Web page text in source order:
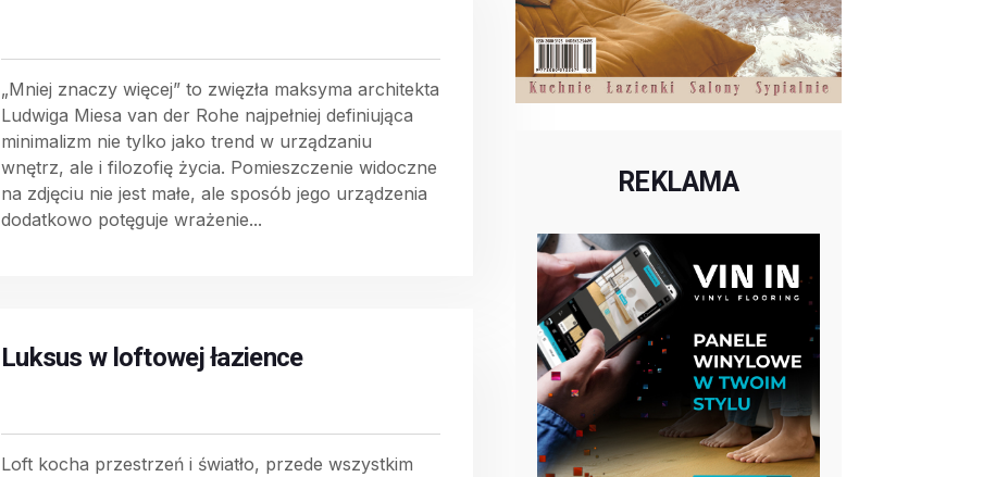
„Mniej znaczy więcej” to zwięzła maksyma architekta
Ludwiga Miesa van der Rohe najpełniej definiująca
minimalizm nie tylko jako trend w urządzaniu
wnętrz, ale i filozofię życia. Pomieszczenie widoczne
na zdjęciu nie jest małe, ale sposób jego urządzenia
dodatkowo potęguje wrażenie...
Luksus w loftowej łazience
Loft kocha przestrzeń i światło, przede wszystkim
REKLAMA